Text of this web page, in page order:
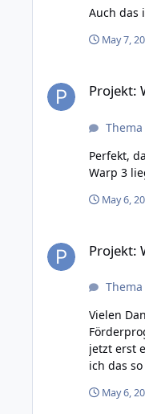
Auch das
May 7,
Projekt:
Perfekt,
Warp 3
May 6,
Projekt:
Vielen Dank schon einmal! Hierzu direkt die wichtigste
jetzt erst einmal den Plan komplett
ich das
May 6,